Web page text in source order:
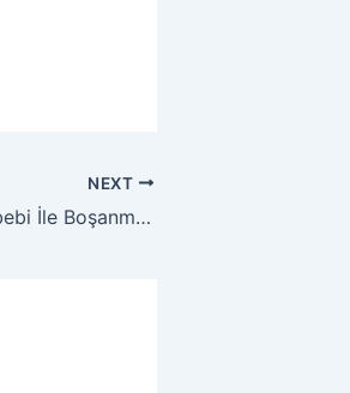
NEXT
Haysiyetsizlik Sebebi İle Boşanma Davası Dilekçesi